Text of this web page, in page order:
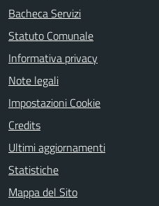
Bacheca Servizi
Statuto Comunale
Informativa privacy
Note legali
Impostazioni Cookie
Credits
Ultimi aggiornamenti
Statistiche
Mappa del Sito